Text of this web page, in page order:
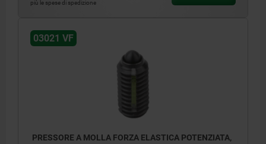
più le spese di spedizione
03021 VF
PRESSORE A MOLLA FORZA ELASTICA POTENZIATA,